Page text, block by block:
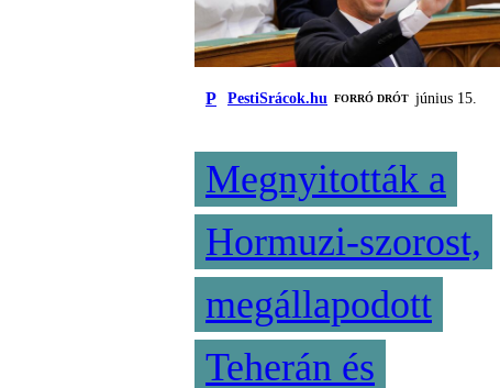
P PestiSrácok.hu FORRÓ DRÓT június 15.
Megnyitották a
Hormuzi-szorost,
megállapodott
Teherán és